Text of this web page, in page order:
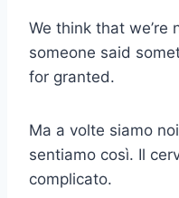
We think that we’re
someone said
for granted.
Ma a volte siamo
sentiamo così. Il
complicato.